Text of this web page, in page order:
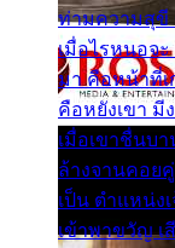
ท่ามความสุขี
เมื่อไรหนอจ
มา คือหน้าที่เ
คือหยังเขา มี
เมื่อเขาชื่นบ
ล้างจานคอย
เป็น ตำแหน่ง
เข้าพาขวัญ เ